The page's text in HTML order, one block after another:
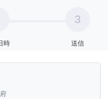
時
3
送信